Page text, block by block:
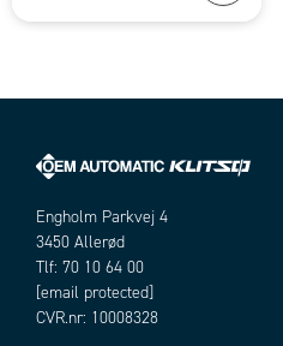
Engholm Parkvej 4
3450 Allerød
Tlf: 70 10 64 00
[email protected]
CVR.nr: 10008328